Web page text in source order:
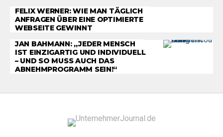
FELIX WERNER: WIE MAN TÄGLICH
ANFRAGEN ÜBER EINE OPTIMIERTE
WEBSEITE GEWINNT
JAN BAHMANN: „JEDER MENSCH
IST EINZIGARTIG UND INDIVIDUELL
– UND SO MUSS AUCH DAS
ABNEHMPROGRAMM SEIN!“